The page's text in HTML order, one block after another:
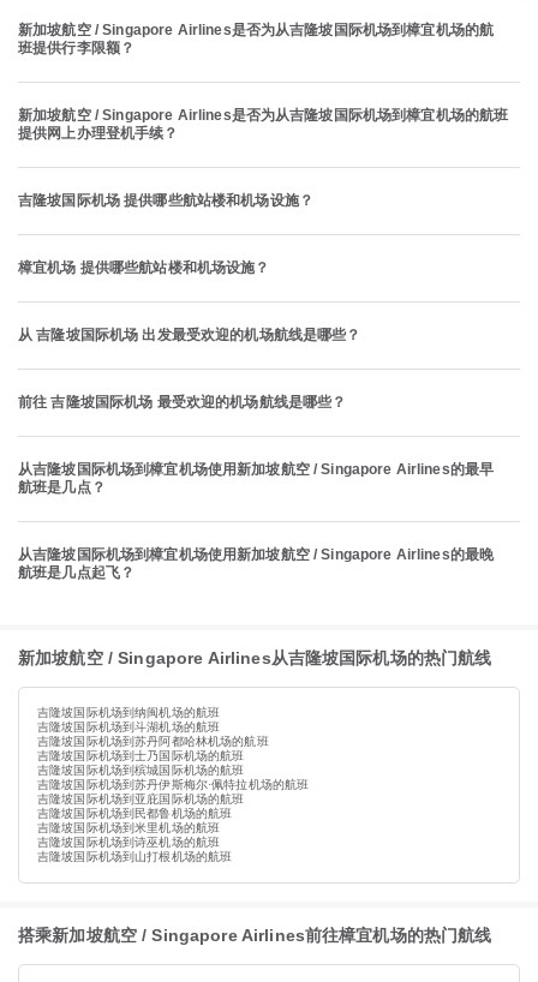
新加坡航空 / Singapore Airlines是否为从吉隆坡国际机场到樟宜机场的航
班提供行李限额？
新加坡航空 / Singapore Airlines是否为从吉隆坡国际机场到樟宜机场的航班
提供网上办理登机手续？
吉隆坡国际机场 提供哪些航站楼和机场设施？
樟宜机场 提供哪些航站楼和机场设施？
从 吉隆坡国际机场 出发最受欢迎的机场航线是哪些？
前往 吉隆坡国际机场 最受欢迎的机场航线是哪些？
从吉隆坡国际机场到樟宜机场使用新加坡航空 / Singapore Airlines的最早
航班是几点？
从吉隆坡国际机场到樟宜机场使用新加坡航空 / Singapore Airlines的最晚
航班是几点起飞？
新加坡航空 / Singapore Airlines从吉隆坡国际机场的热门航线
吉隆坡国际机场到纳闽机场的航班
吉隆坡国际机场到斗湖机场的航班
吉隆坡国际机场到苏丹阿都哈林机场的航班
吉隆坡国际机场到士乃国际机场的航班
吉隆坡国际机场到槟城国际机场的航班
吉隆坡国际机场到苏丹伊斯梅尔·佩特拉机场的航班
吉隆坡国际机场到亚庇国际机场的航班
吉隆坡国际机场到民都鲁机场的航班
吉隆坡国际机场到米里机场的航班
吉隆坡国际机场到诗巫机场的航班
吉隆坡国际机场到山打根机场的航班
搭乘新加坡航空 / Singapore Airlines前往樟宜机场的热门航线